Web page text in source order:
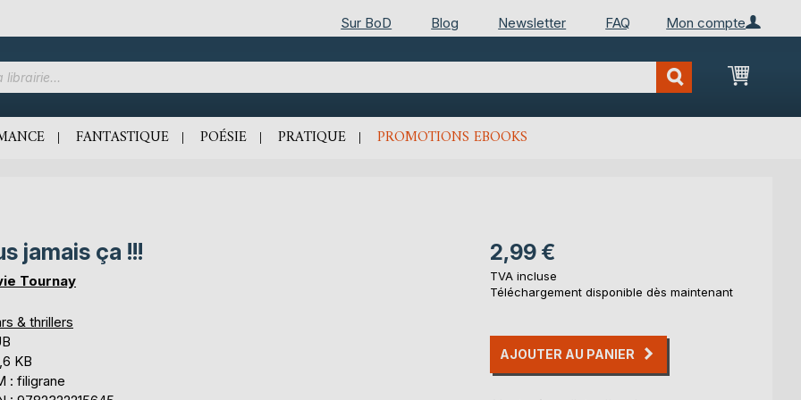
Mon compte
Sur BoD Blog Newsletter FAQ
Mon
FANTASTIQUE POÉSIE PRATIQUE PROMOTIONS EBOOKS
jamais ça !!!
Tournay
& thrillers
KB
: filigrane
2,99 €
TVA incluse
Téléchargement disponible dès maintenant
AJOUTER AU PANIER